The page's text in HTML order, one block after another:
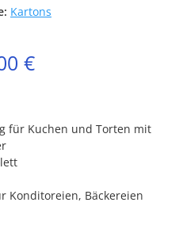
Kartons
€
für Kuchen und Torten mit
Konditoreien, Bäckereien